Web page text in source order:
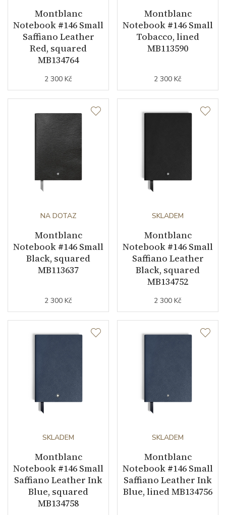
Montblanc
Notebook #146 Small
Saffiano Leather
Red, squared
MB134764
2 300 Kč
Montblanc
Notebook #146 Small
Tobacco, lined
MB113590
2 300 Kč
NA DOTAZ
Montblanc
Notebook #146 Small
Black, squared
MB113637
2 300 Kč
SKLADEM
Montblanc
Notebook #146 Small
Saffiano Leather
Black, squared
MB134752
2 300 Kč
SKLADEM
Montblanc
Notebook #146 Small
Saffiano Leather Ink
Blue, squared
MB134758
SKLADEM
Montblanc
Notebook #146 Small
Saffiano Leather Ink
Blue, lined MB134756